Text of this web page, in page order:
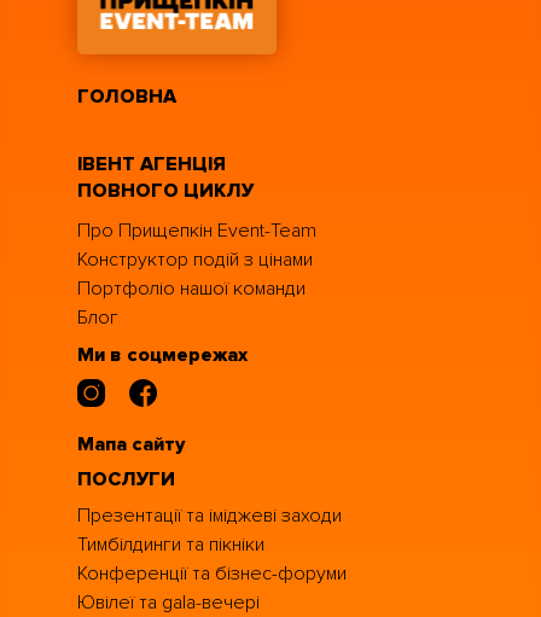
ГОЛОВНА
ІВЕНТ АГЕНЦІЯ
ПОВНОГО ЦИКЛУ
Про Прищепкін Event-Team
Конструктор подій з цінами
Портфоліо нашої команди
Блог
Ми в соцмережах
Мапа сайту
ПОСЛУГИ
Презентації та іміджеві заходи
Тимбілдинги та пікніки
Конференції та бізнес-форуми
Ювілеї та gala-вечері